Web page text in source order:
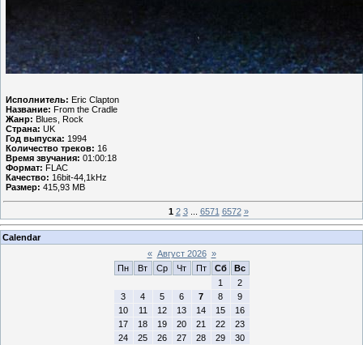
Исполнитель: Eric Clapton
Название: From the Cradle
Жанр: Blues, Rock
Страна: UK
Год выпуска: 1994
Количество треков: 16
Время звучания: 01:00:18
Формат: FLAC
Качество: 16bit-44,1kHz
Размер: 415,93 MB
1 2 3 6571 6572 »
Calendar
« Август 2026 »
Пн
Вт Ср Чт Пт Сб
Вс
1
2
3
4 5 6 7 8
9
10
11 12 13 14 15
16
17
18 19 20 21 22
23
24
25 26 27 28 29
30